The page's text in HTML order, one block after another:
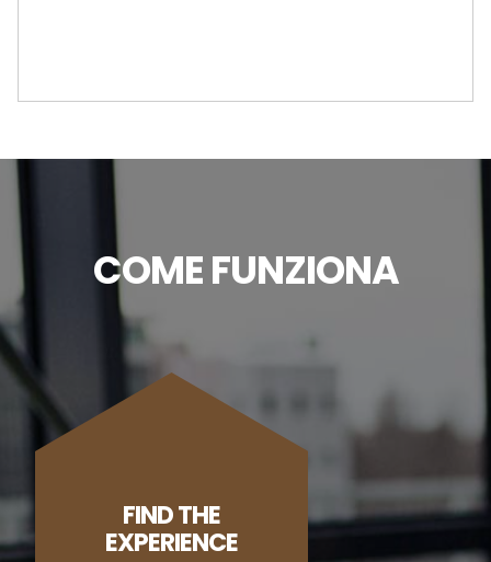
COME FUNZIONA
FIND THE
EXPERIENCE